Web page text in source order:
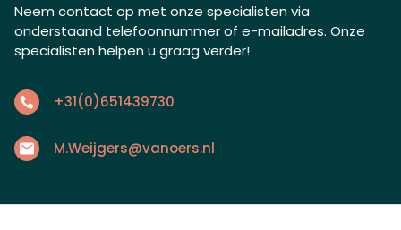
Neem contact op met onze specialisten via
onderstaand telefoonnummer of e-mailadres. Onze
specialisten helpen u graag verder!
+31(0)651439730
M.Weijgers@vanoers.nl